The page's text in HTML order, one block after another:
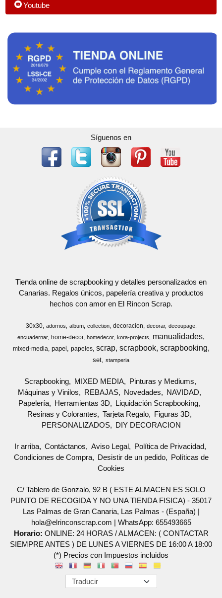
Youtube
Síguenos en
Tienda online de scrapbooking y detalles personalizados en
Canarias. Regalos únicos, papelería creativa y productos
hechos con amor en El Rincon Scrap.
30x30 adornos album collection decoracion decorar
decoupage
encuadernar
home-decor homedecor kora-projects manualidades
mixed-media papel papeles scrap scrapbook scrapbooking
set stamperia
Scrapbooking MIXED MEDIA
Pinturas y Mediums
Máquinas y Vinilos
REBAJAS Novedades
NAVIDAD
Papelería
Herramientas 3D
Liquidación Scrapbooking
Resinas y Colorantes
Tarjeta Regalo
Figuras 3D
PERSONALIZADOS
DIY DECORACION
Ir arriba Contáctanos Aviso Legal
Política de Privacidad
Condiciones de Compra
Desistir de un pedido
Políticas de
Cookies
C/ Tablero de Gonzalo, 92 B ( ESTE ALMACEN ES SOLO
PUNTO DE RECOGIDA Y NO UNA TIENDA FISICA) - 35017
Las Palmas de Gran Canaria, Las Palmas - (España) |
hola@elrinconscrap.com | WhatsApp: 655493665
Horario: ONLINE: 24 HORAS / ALMACEN: ( CONTACTAR
SIEMPRE ANTES ) DE LUNES A VIERNES DE 16:00 A 18:00
(*) Precios con Impuestos incluidos